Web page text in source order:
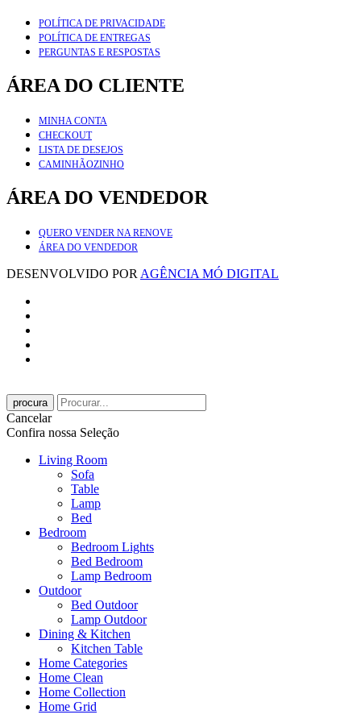
POLÍTICA DE PRIVACIDADE
POLÍTICA DE ENTREGAS
PERGUNTAS E RESPOSTAS
ÁREA DO CLIENTE
MINHA CONTA
CHECKOUT
LISTA DE DESEJOS
CAMINHÃOZINHO
ÁREA DO VENDEDOR
QUERO VENDER NA RENOVE
ÁREA DO VENDEDOR
DESENVOLVIDO POR AGÊNCIA MÓ DIGITAL
procura
Cancelar
Confira nossa Seleção
Living Room
Sofa
Table
Lamp
Bed
Bedroom
Bedroom Lights
Bed Bedroom
Lamp Bedroom
Outdoor
Bed Outdoor
Lamp Outdoor
Dining & Kitchen
Kitchen Table
Home Categories
Home Clean
Home Collection
Home Grid